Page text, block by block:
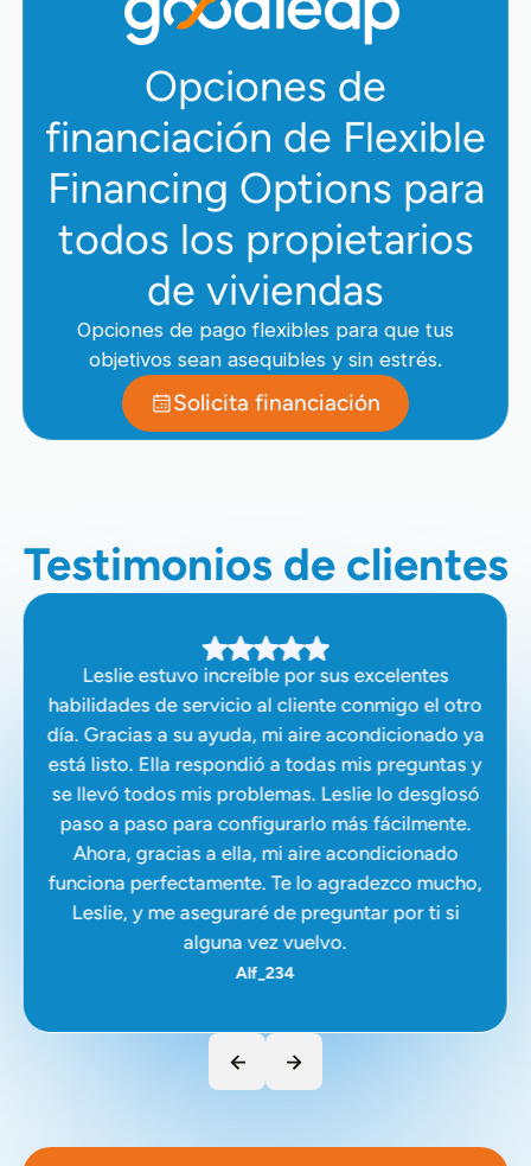
Opciones de
financiación de Flexible
Financing Options para
todos los propietarios
de viviendas
Opciones de pago flexibles para que tus
objetivos sean asequibles y sin estrés.
Solicita financiación
Testimonios de clientes
Leslie estuvo increíble por sus excelentes
habilidades de servicio al cliente conmigo el otro
día. Gracias a su ayuda, mi aire acondicionado ya
está listo. Ella respondió a todas mis preguntas y
se llevó todos mis problemas. Leslie lo desglosó
paso a paso para configurarlo más fácilmente.
Ahora, gracias a ella, mi aire acondicionado
funciona perfectamente. Te lo agradezco mucho,
Leslie, y me aseguraré de preguntar por ti si
alguna vez vuelvo.
Alf_234